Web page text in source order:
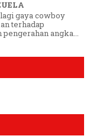
gaya cowboy
terhadap
angka...